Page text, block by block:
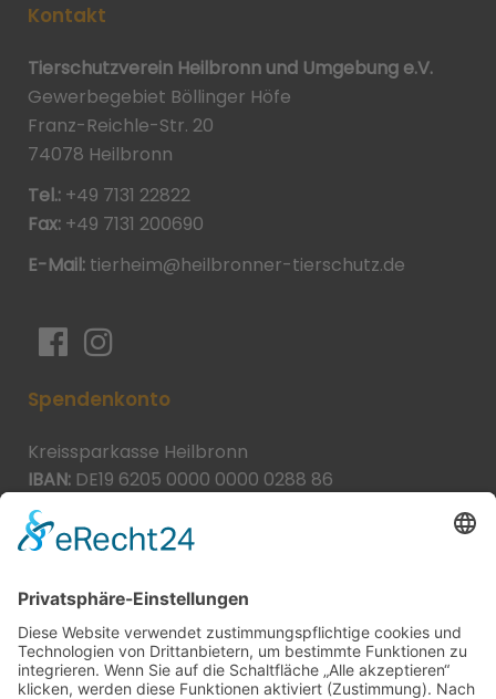
Kontakt
Tierschutzverein Heilbronn und Umgebung e.V.
Gewerbegebiet Böllinger Höfe
Franz-Reichle-Str. 20
74078 Heilbronn
Tel.: +49 7131 22822
Fax: +49 7131 200690
E-Mail: tierheim@heilbronner-tierschutz.de
Spendenkonto
Kreissparkasse Heilbronn
IBAN: DE19 6205 0000 0000 0288 86
BIC:
Spende direkt via PayPal
JETZT SPENDEN